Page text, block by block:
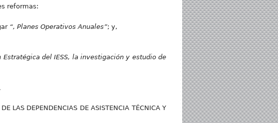
reformas:
“, Planes Operativos Anuales”; y,
del IESS, la investigación y estudio de
LAS DEPENDENCIAS DE ASISTENCIA TÉCNICA Y